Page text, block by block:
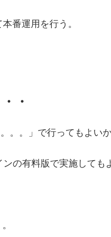
番運用を行う。
・
。。」で行ってもよいか
の有料版で実施しても